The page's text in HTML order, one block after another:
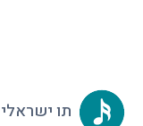
תו ישראלי